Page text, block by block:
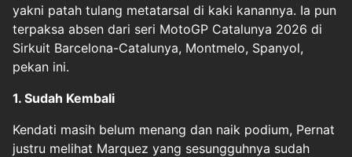
yakni patah tulang metatarsal di kaki kanannya. Ia pun
terpaksa absen dari seri MotoGP Catalunya 2026 di
Sirkuit Barcelona-Catalunya, Montmelo, Spanyol,
pekan ini.
1. Sudah Kembali
Kendati masih belum menang dan naik podium, Pernat
justru melihat Marquez yang sesungguhnya sudah